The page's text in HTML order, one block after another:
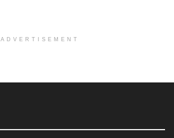
ADVERTISEMENT